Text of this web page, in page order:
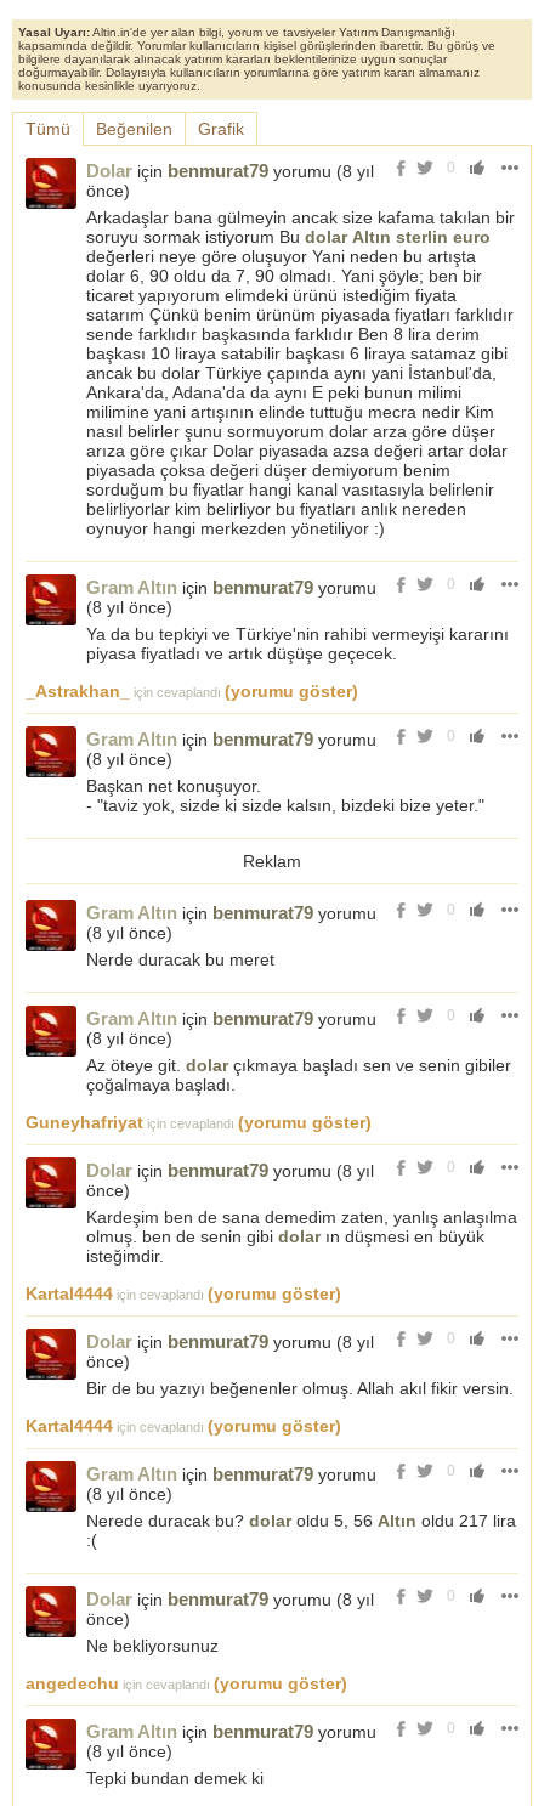
Yasal Uyarı:Altin.in'de yer alan bilgi, yorum ve tavsiyeler Yatırım Danışmanlığı
kapsamında değildir. Yorumlar kullanıcıların kişisel görüşlerinden ibarettir. Bu görüş ve
bilgilere dayanılarak alınacak yatırım kararları beklentilerinize uygun sonuçlar
doğurmayabilir. Dolayısıyla kullanıcıların yorumlarına göre yatırım kararı almamanız
konusunda kesinlikle uyarıyoruz.
Tümü Beğenilen Grafik
0
Dolar için benmurat79 yorumu (8 yıl
önce)
Arkadaşlar bana gülmeyin ancak size kafama takılan bir
soruyu sormak istiyorum Bu dolar Altın sterlin euro
değerleri neye göre oluşuyor Yani neden bu artışta
dolar 6, 90 oldu da 7, 90 olmadı. Yani şöyle; ben bir
ticaret yapıyorum elimdeki ürünü istediğim fiyata
satarım Çünkü benim ürünüm piyasada fiyatları farklıdır
sende farklıdır başkasında farklıdır Ben 8 lira derim
başkası 10 liraya satabilir başkası 6 liraya satamaz gibi
ancak bu dolar Türkiye çapında aynı yani İstanbul'da,
Ankara'da, Adana'da da aynı E peki bunun milimi
milimine yani artışının elinde tuttuğu mecra nedir Kim
nasıl belirler şunu sormuyorum dolar arza göre düşer
arıza göre çıkar Dolar piyasada azsa değeri artar dolar
piyasada çoksa değeri düşer demiyorum benim
sorduğum bu fiyatlar hangi kanal vasıtasıyla belirlenir
belirliyorlar kim belirliyor bu fiyatları anlık nereden
oynuyor hangi merkezden yönetiliyor :)
0
Gram Altın için benmurat79 yorumu
(8 yıl önce)
Ya da bu tepkiyi ve Türkiye'nin rahibi vermeyişi kararını
piyasa fiyatladı ve artık düşüşe geçecek.
_Astrakhan_
için cevaplandı (yorumu göster)
0
Gram Altın için benmurat79 yorumu
(8 yıl önce)
Başkan net konuşuyor.
- "taviz yok, sizde ki sizde kalsın, bizdeki bize yeter."
Reklam
0
Gram Altın için benmurat79 yorumu
(8 yıl önce)
Nerde duracak bu meret
0
Gram Altın için benmurat79 yorumu
(8 yıl önce)
Az öteye git. dolarçıkmaya başladı sen ve senin gibiler
çoğalmaya başladı.
Guneyhafriyat için cevaplandı (yorumu göster)
0
Dolar için benmurat79 yorumu (8 yıl
önce)
Kardeşim ben de sana demedim zaten, yanlış anlaşılma
olmuş. ben de senin gibi doların düşmesi en büyük
isteğimdir.
Kartal4444 için cevaplandı (yorumu göster)
0
Dolar için benmurat79 yorumu (8 yıl
önce)
Bir de bu yazıyı beğenenler olmuş. Allah akıl fikir versin.
Kartal4444 için cevaplandı (yorumu göster)
0
Gram Altın için benmurat79 yorumu
(8 yıl önce)
Nerede duracak bu? dolaroldu 5, 56 Altın oldu 217 lira
:(
0
Dolar için benmurat79 yorumu (8 yıl
önce)
Ne bekliyorsunuz
angedechu için cevaplandı (yorumu göster)
0
Gram Altın için benmurat79 yorumu
(8 yıl önce)
Tepki bundan demek ki